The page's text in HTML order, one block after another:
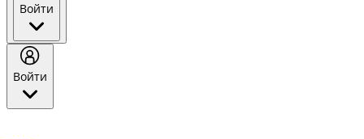
Войти
Войти